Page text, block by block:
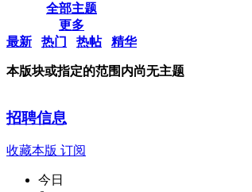
全部主题
更多
最新
热门 热帖 精华
本版块或指定的范围内尚无主题
招聘信息
收藏本版 订阅
今日